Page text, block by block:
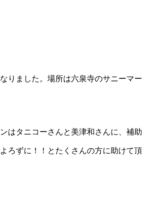
りました。場所は六泉寺のサニーマー
はタニコーさんと美津和さんに、補助
ろずに！！とたくさんの方に助けて頂